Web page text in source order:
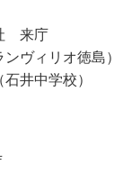
来庁
ヴィリオ徳島）
井中学校）